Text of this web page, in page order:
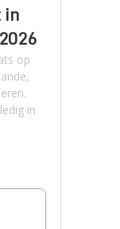
in
op
in